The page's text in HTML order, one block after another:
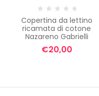
Copertina da lettino
ricamata di cotone
Nazareno Gabrielli
€20,00